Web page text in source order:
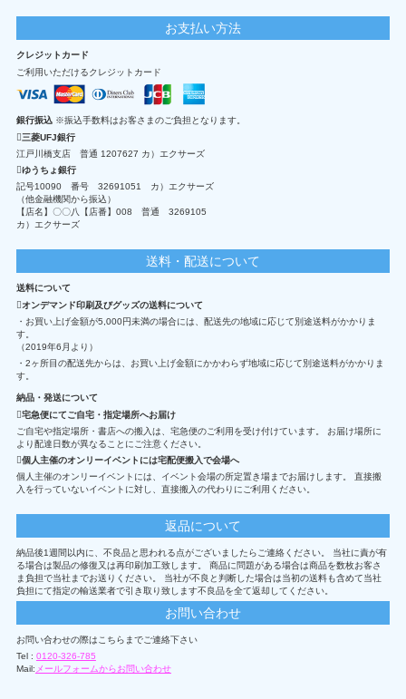
お支払い方法
クレジットカード
ご利用いただけるクレジットカード
銀行振込 ※振込手数料はお客さまのご負担となります。
三菱UFJ銀行
江戸川橋支店 普通 1207627 カ）エクサーズ
ゆうちょ銀行
記号10090 番号 32691051 カ）エクサーズ
（他金融機関から振込）
【店名】〇〇八【店番】008 普通 3269105
カ）エクサーズ
送料・配送について
送料について
オンデマンド印刷及びグッズの送料について
・お買い上げ金額が5,000円未満の場合には、配送先の地域に応じて別途送料がかかりま
す。
（2019年6月より）
・2ヶ所目の配送先からは、お買い上げ金額にかかわらず地域に応じて別途送料がかかりま
す。
納品・発送について
宅急便にてご自宅・指定場所へお届け
ご自宅や指定場所・書店への搬入は、宅急便のご利用を受け付けています。 お届け場所に
より配達日数が異なることにご注意ください。
個人主催のオンリーイベントには宅配便搬入で会場へ
個人主催のオンリーイベントには、イベント会場の所定置き場までお届けします。 直接搬
入を行っていないイベントに対し、直接搬入の代わりにご利用ください。
返品について
納品後1週間以内に、不良品と思われる点がございましたらご連絡ください。 当社に責が有
る場合は製品の修復又は再印刷加工致します。 商品に問題がある場合は商品を数枚お客さ
ま負担で当社までお送りください。 当社が不良と判断した場合は当初の送料も含めて当社
負担にて指定の輸送業者で引き取り致します不良品を全て返却してください。
お問い合わせ
お問い合わせの際はこちらまでご連絡下さい
Tel : 0120-326-785
Mail: メールフォームからお問い合わせ